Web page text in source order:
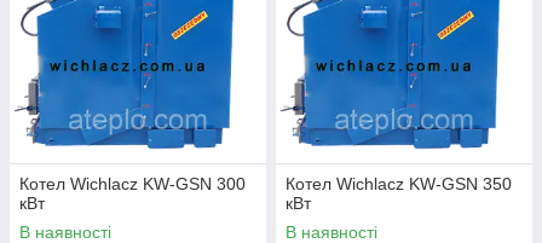
Котел Wichlacz KW-GSN 300
кВт
В наявності
Котел Wichlacz KW-GSN 350
кВт
В наявності